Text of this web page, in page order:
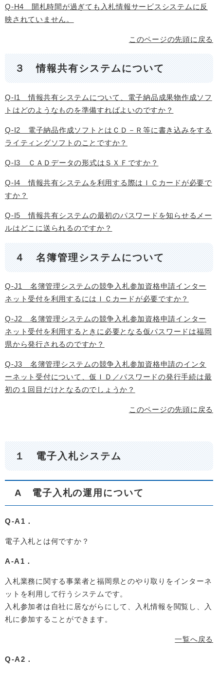
Q-H4 開札時間が過ぎても入札情報サービスシステムに反
映されていません。
このページの先頭に戻る
３ 情報共有システムについて
Q-I1 情報共有システムについて、電子納品成果物作成ソフ
トはどのようなものを準備すればよいのですか？
Q-I2 電子納品作成ソフトとはＣＤ－Ｒ等に書き込みをする
ライティングソフトのことですか？
Q-I3 ＣＡＤデータの形式はＳＸＦですか？
Q-I4 情報共有システムを利用する際はＩＣカードが必要で
すか？
Q-I5 情報共有システムの最初のパスワードを知らせるメー
ルはどこに送られるのですか？
４ 名簿管理システムについて
Q-J1 名簿管理システムの競争入札参加資格申請インター
ネット受付を利用するにはＩＣカードが必要ですか？
Q-J2 名簿管理システムの競争入札参加資格申請インター
ネット受付を利用するときに必要となる仮パスワードは福岡
県から発行されるのですか？
Q-J3 名簿管理システムの競争入札参加資格申請のインタ
ーネット受付について、仮ＩＤ／パスワードの発行手続は最
初の１回目だけとなるのでしょうか？
このページの先頭に戻る
１ 電子入札システム
A 電子入札の運用について
Q-A1．
電子入札とは何ですか？
A-A1．
入札業務に関する事業者と福岡県とのやり取りをインターネ
ットを利用して行うシステムです。
入札参加者は自社に居ながらにして、入札情報を閲覧し、入
札に参加することができます。
一覧へ戻る
Q-A2．